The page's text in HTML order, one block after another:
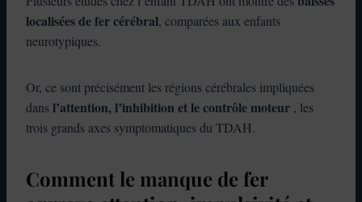
localisées de fer cérébral, comparées aux enfants
neurotypiques.
Or, ce sont précisément les régions cérébrales impliquées
dansl’attention, l’inhibition et le contrôle moteur , les
trois grands axes symptomatiques du TDAH.
Comment le manque de fer